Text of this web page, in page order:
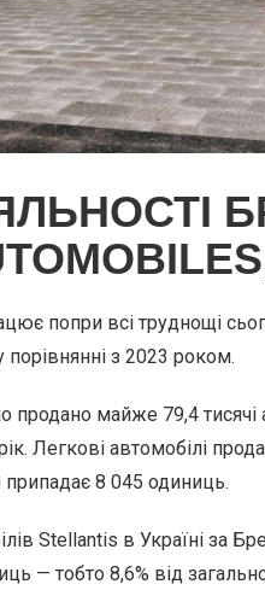
попри всі труднощі
з 2023 роком.
продано майже 79,4
Легкові автомобілі
припадає 8 045 одиниць.
Stellantis в Україні за
— тобто 8,6% від